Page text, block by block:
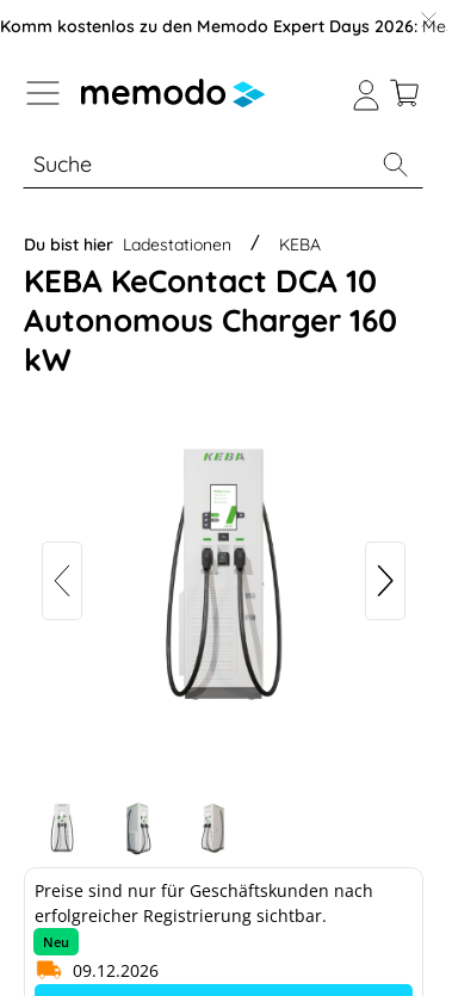
der B2B-Plattform springen
Komm kostenlos zu den Memodo Expert Days 2026:
% Sale Module Wechselrichter
Du bist hier Ladestationen KEBA
KEBA KeContact DCA 10
Autonomous Charger 160
kW
Preise sind nur für Geschäftskunden nach
erfolgreicher Registrierung sichtbar.
Neu
09.12.2026